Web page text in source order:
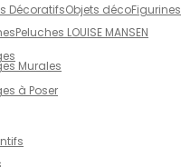
DécoratifsObjets décoFigurines
Peluches LOUISE MANSEN
Murales
à Poser